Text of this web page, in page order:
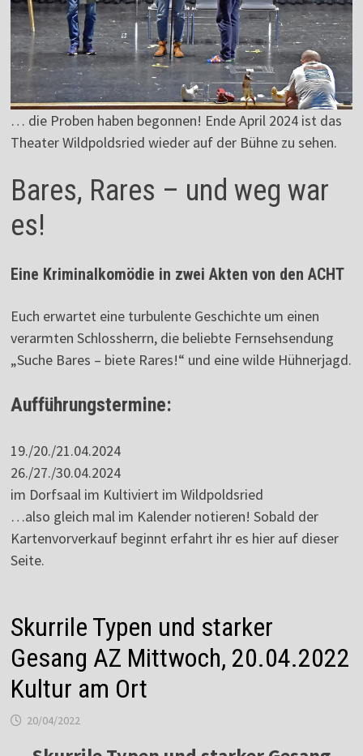
… die Proben haben begonnen! Ende April 2024 ist das
Theater Wildpoldsried wieder auf der Bühne zu sehen.
Bares, Rares – und weg war
es!
Eine Kriminalkomödie in zwei Akten von den ACHT
Euch erwartet eine turbulente Geschichte um einen
verarmten Schlossherrn, die beliebte Fernsehsendung
„Suche Bares – biete Rares!“ und eine wilde Hühnerjagd.
Aufführungstermine:
19./20./21.04.2024
26./27./30.04.2024
im Dorfsaal im Kultiviert im Wildpoldsried
…also gleich mal im Kalender notieren! Sobald der
Kartenvorverkauf beginnt erfahrt ihr es hier auf dieser
Seite.
Skurrile Typen und starker
Gesang AZ Mittwoch, 20.04.2022
Kultur am Ort
20/04/2022